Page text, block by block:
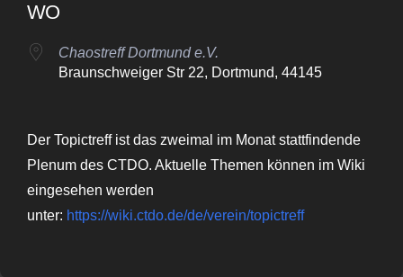
WO
Chaostreff Dortmund e.V.
Braunschweiger Str 22, Dortmund, 44145
Der Topictreff ist das zweimal im Monat stattfindende
Plenum des CTDO. Aktuelle Themen können im Wiki
eingesehen werden
unter: https://wiki.ctdo.de/de/verein/topictreff